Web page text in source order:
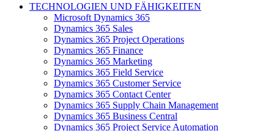
TECHNOLOGIEN UND FÄHIGKEITEN
Microsoft Dynamics 365
Dynamics 365 Sales
Dynamics 365 Project Operations
Dynamics 365 Finance
Dynamics 365 Marketing
Dynamics 365 Field Service
Dynamics 365 Customer Service
Dynamics 365 Contact Center
Dynamics 365 Supply Chain Management
Dynamics 365 Business Central
Dynamics 365 Project Service Automation